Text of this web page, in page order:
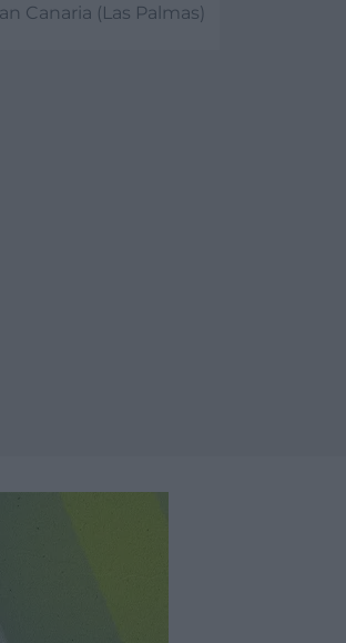
Canaria (Las Palmas)